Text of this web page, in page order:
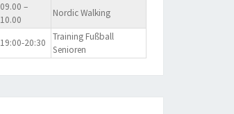
09.00 –
10.00
Nordic Walking
19:00-20:30
Training Fußball
Senioren